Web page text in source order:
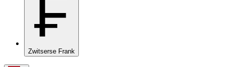
₣
Zwitserse Frank